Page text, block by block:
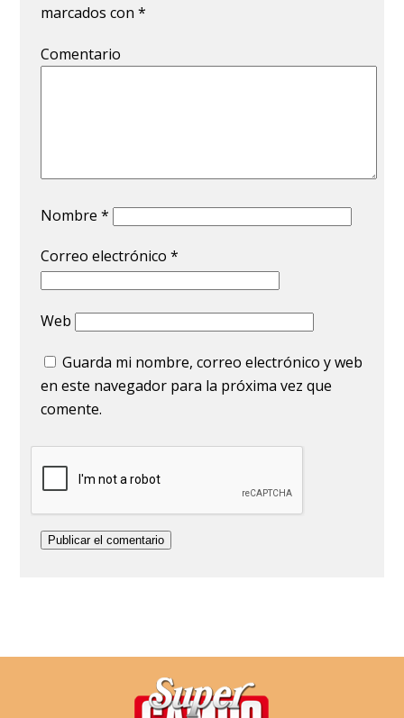
marcados con*
Comentario
Nombre*
Correo electrónico*
Web
Guarda mi nombre, correo electrónico y web
en este navegador para la próxima vez que
comente.